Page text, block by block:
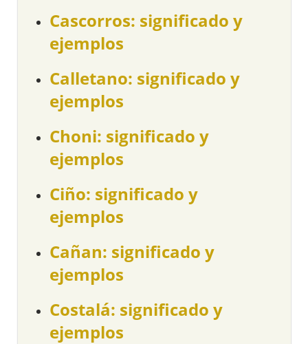
Cascorros: significado y
ejemplos
Calletano: significado y
ejemplos
Choni: significado y
ejemplos
Ciño: significado y
ejemplos
Cañan: significado y
ejemplos
Costalá: significado y
ejemplos